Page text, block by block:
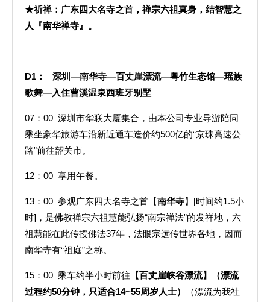
★祈禅：广东四大名寺之首，禅宗六祖真身，结智慧之
人
『南华禅寺 』 。
D1 ： 深圳—南华寺—百丈崖漂流—粤竹生态馆—瑶族
歌舞—入住曹溪温泉西班牙别墅
07：00 深圳市华联大厦集合，由本公司专业导游陪同
乘坐豪华旅游车沿新近通车造价约500亿的“京珠高速公
路”前往韶关市。
12：00 享用午餐。
13：00 参观广东四大名寺之首【南华寺】[时间约1.5小
时]，是佛教禅宗六祖慧能弘扬“南宗禅法”的发祥地，六
祖慧能在此传授佛法37年，法眼宗远传世界各地，因而
南华寺有“祖庭”之称。
15：00 乘车约半小时前往 【百丈崖峡谷漂流】
（漂流
过程约50分钟， 只适合14~55周岁人士）
（漂流为我社